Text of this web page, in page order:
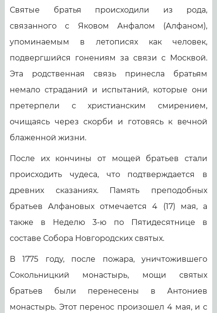
Святые братья происходили из рода,
связанного с Яковом Анфалом (Алфаном),
упоминаемым в летописях как человек,
подвергшийся гонениям за связи с Москвой.
Эта родственная связь принесла братьям
немало страданий и испытаний, которые они
претерпели с христианским смирением,
очищаясь через скорби и готовясь к вечной
блаженной жизни.
После их кончины от мощей братьев стали
происходить чудеса, что подтверждается в
древних сказаниях. Память преподобных
братьев Алфановых отмечается 4 (17) мая, а
также в Неделю 3-ю по Пятидесятнице в
составе Собора Новгородских святых.
В 1775 году, после пожара, уничтожившего
Сокольницкий монастырь, мощи святых
братьев были перенесены в Антониев
монастырь. Этот перенос произошел 4 мая, и с